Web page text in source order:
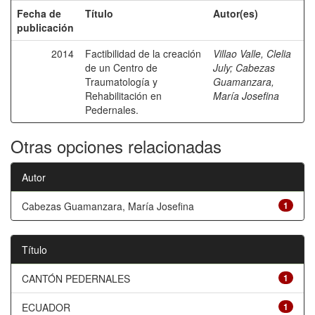
Fecha de
publicación
Título Autor(es)
2014
Factibilidad de la creación
de un Centro de
Traumatología y
Rehabilitación en
Pedernales.
Villao Valle, Clelia
July; Cabezas
Guamanzara,
María Josefina
Otras opciones relacionadas
Autor
1
Cabezas Guamanzara, María Josefina
Título
1
CANTÓN PEDERNALES
1
ECUADOR